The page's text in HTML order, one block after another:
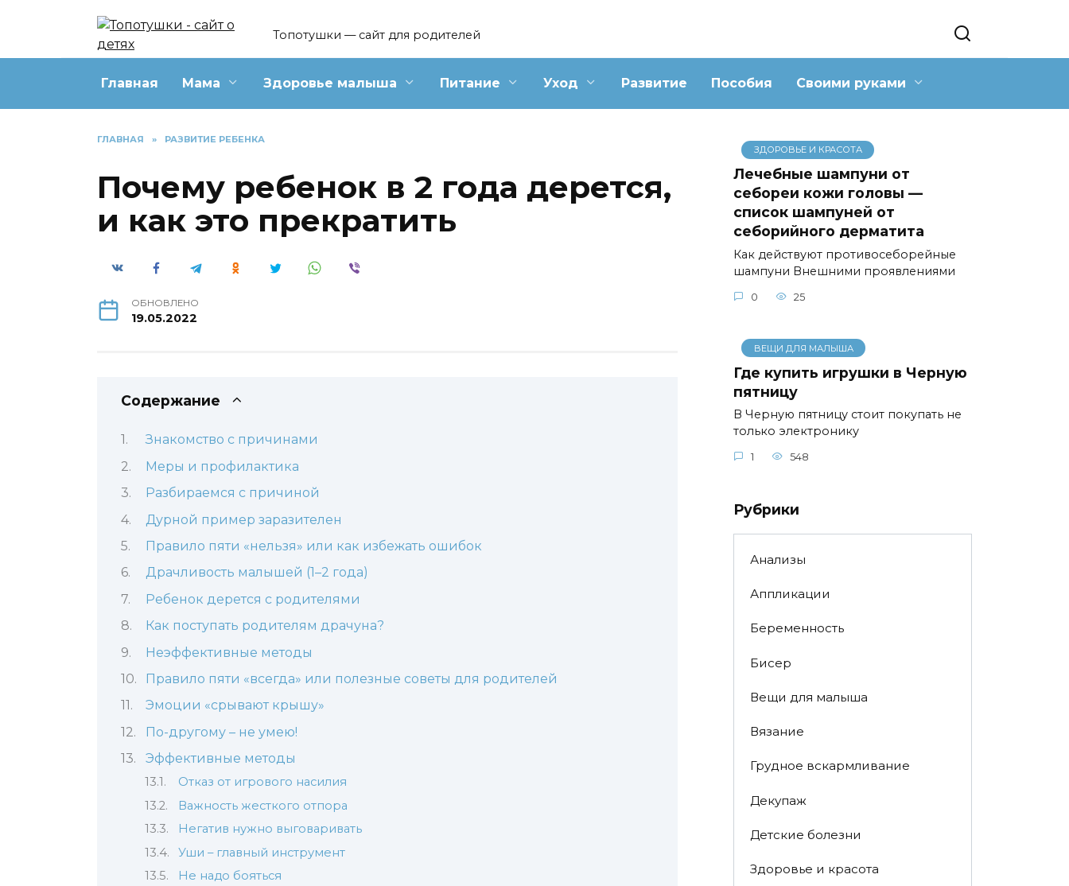
Топотушки — сайт для родителей
Главная Мама Здоровье малыша Питание Уход Развитие Пособия Своими руками
ГЛАВНАЯ » РАЗВИТИЕ РЕБЕНКА
Почему ребенок в 2 года дерется,
и как это прекратить
ОБНОВЛЕНО
19.05.2022
Содержание
Знакомство с причинами
Меры и профилактика
Разбираемся с причиной
Дурной пример заразителен
Правило пяти «нельзя» или как избежать ошибок
Драчливость малышей (1–2 года)
Ребенок дерется с родителями
Как поступать родителям драчуна?
Неэффективные методы
Правило пяти «всегда» или полезные советы для родителей
Эмоции «срывают крышу»
По-другому – не умею!
Эффективные методы
Отказ от игрового насилия
Важность жесткого отпора
Негатив нужно выговаривать
Уши – главный инструмент
Не надо бояться
ЗДОРОВЬЕ И КРАСОТА
Лечебные шампуни от
себореи кожи головы —
список шампуней от
себорийного дерматита
Как действуют противосеборейные
шампуни Внешними проявлениями
0 25
ВЕЩИ ДЛЯ МАЛЫША
Где купить игрушки в Черную
пятницу
В Черную пятницу стоит покупать не
только электронику
1 548
Рубрики
Анализы
Аппликации
Беременность
Бисер
Вещи для малыша
Вязание
Грудное вскармливание
Декупаж
Детские болезни
Здоровье и красота